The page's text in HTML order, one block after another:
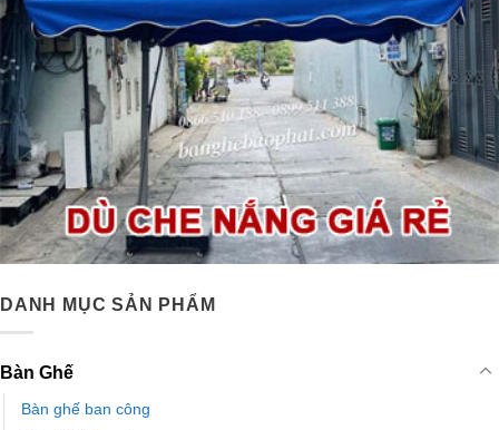
DANH MỤC SẢN PHẨM
Bàn Ghế
Bàn ghế ban công